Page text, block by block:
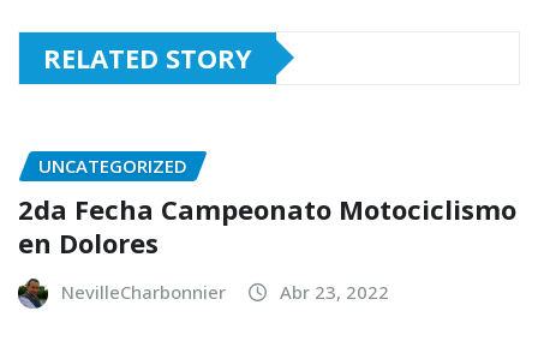
RELATED STORY
UNCATEGORIZED
2da Fecha Campeonato Motociclismo
en Dolores
NevilleCharbonnier Abr 23, 2022